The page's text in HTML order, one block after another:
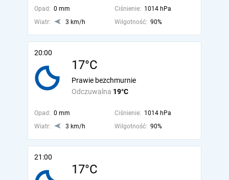
Opad: 0 mm Ciśnienie: 1014 hPa
Wiatr:
3 km/h Wilgotność: 90%
20:00
17°C
Odczuwalna 19°C
Prawie bezchmurnie
Opad: 0 mm Ciśnienie: 1014 hPa
Wiatr:
3 km/h Wilgotność: 90%
21:00
17°C